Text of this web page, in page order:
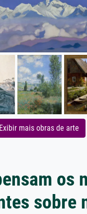
Exibir mais obras de arte
os
sobre